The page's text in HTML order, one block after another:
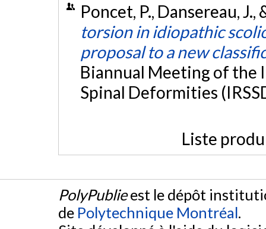
Poncet, P., Dansereau,
torsion in idiopathic
proposal to a new
Biannual Meeting of the
Spinal Deformities
Liste
PolyPublieest le dépôt
de Polytechnique Montréal.